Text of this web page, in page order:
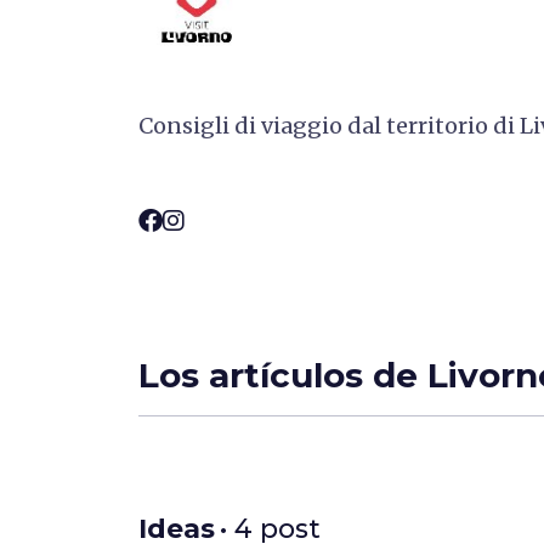
Consigli di viaggio dal territorio di
Los artículos de
Ideas• 4 post